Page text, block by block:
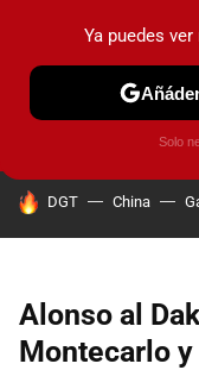
PRUEBAS
HOY SE HABLA DE
DGT China
Alonso al
Montecarlo
Ya puedes
Solo